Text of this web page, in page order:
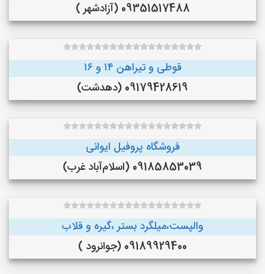
09351517488 (آزادشهر )
قوطی و تیراهن ۱۴ و ۱۶
09179428619 (دهدشت)
فروشگاه پروفیل ایوانی
09185853039 (اسلام‌آباد غرب)
والپست،میلگرد بستر ،گیره و قلاب
09189929400 (جوانرود )